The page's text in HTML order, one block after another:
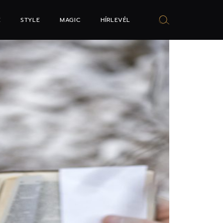
STYLE MAGIC HÍRLEVÉL